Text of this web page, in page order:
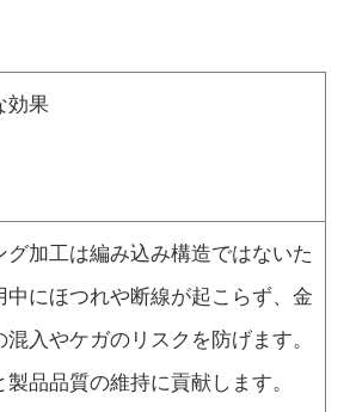
効果
グ加工は編み込み構造ではないた
中にほつれや断線が起こらず、金
混入やケガのリスクを防げます。
製品品質の維持に貢献します。